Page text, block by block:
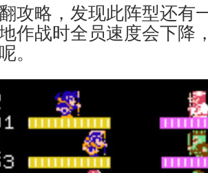
攻略，发现此阵型还有
作战时全员速度会下降
。